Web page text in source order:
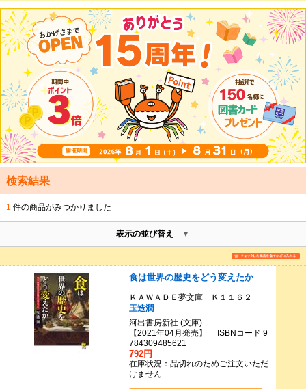
検索結果
1 件の商品がみつかりました
表示の並び替え
食は世界の歴史をどう変えたか
ＫＡＷＡＤＥ夢文庫 Ｋ１１６２
玉造潤
河出書房新社 (文庫)
【2021年04月発売】 ISBNコード 9
784309485621
792円
在庫状況：品切れのためご注文いただ
けません